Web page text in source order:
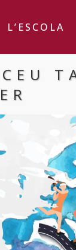
L’ESCOLA